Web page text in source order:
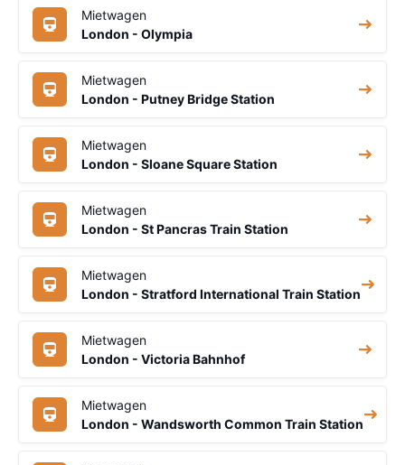
Mietwagen
London - Olympia
Mietwagen
London - Putney Bridge Station
Mietwagen
London - Sloane Square Station
Mietwagen
London - St Pancras Train Station
Mietwagen
London - Stratford International Train Station
Mietwagen
London - Victoria Bahnhof
Mietwagen
London - Wandsworth Common Train Station